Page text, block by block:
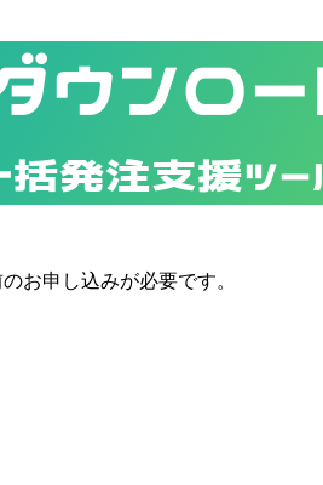
ンロー
括発注支援ツー
お申し込みが必要です。